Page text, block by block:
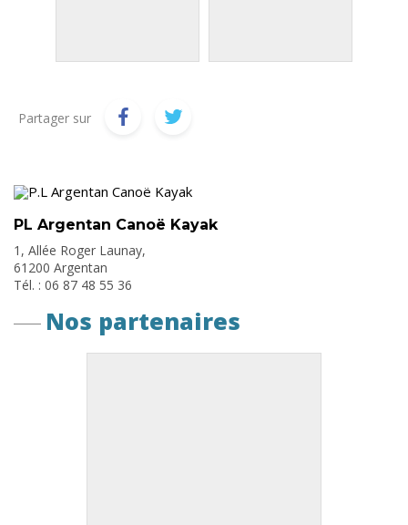
Partager sur
PL Argentan Canoë Kayak
1, Allée Roger Launay,
61200 Argentan
Tél. : 06 87 48 55 36
Nos partenaires